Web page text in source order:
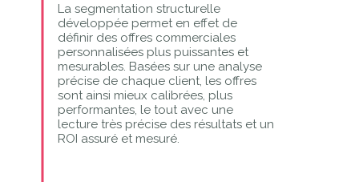
La segmentation structurelle
développée permet en effet de
définir des offres commerciales
personnalisées plus puissantes et
mesurables. Basées sur une analyse
précise de chaque client, les offres
sont ainsi mieux calibrées, plus
performantes, le tout avec une
lecture très précise des résultats et un
ROI assuré et mesuré.